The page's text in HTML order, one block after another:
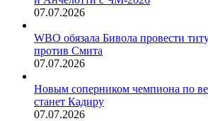
07.07.2026
WBO обязала Бивола провести
против Смита
07.07.2026
Новым соперником чемпиона по
станет Кадиру
07.07.2026